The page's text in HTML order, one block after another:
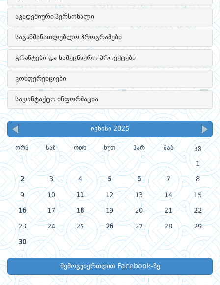
აკადემიური პერსონალი
საგანმანათლებლო პროგრამები
გრანტები და სამეცნიერო პროექტები
კონფერენციები
საკონტაქტო ინფორმაცია
ივნისი 2025
ორშ სამ ოთხ ხუთ პარ შაბ კვ
1
2 3 4 5 6 7 8
9 10 11 12 13 14 15
16 17 18 19 20 21 22
23 24 25 26 27 28 29
30
შემოგვიერთდით Facebook-ზე